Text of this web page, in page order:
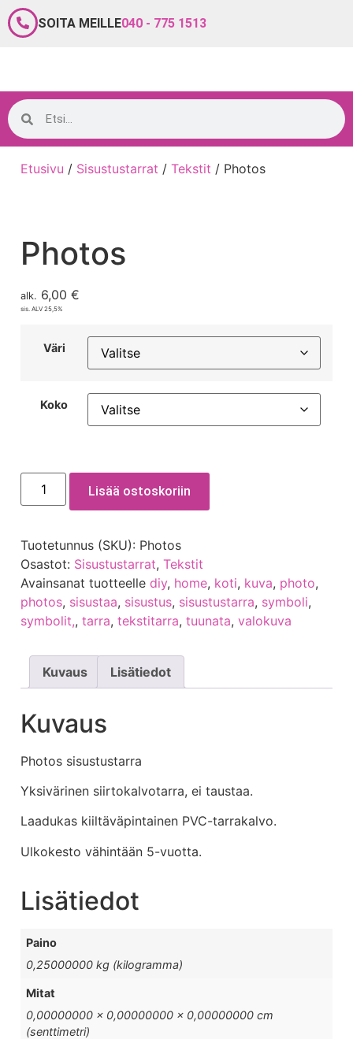
SOITA MEILLE040 - 775 1513
Etusivu / Sisustustarrat / Tekstit / Photos
Photos
alk. 6,00 €
sis. ALV 25,5%
Väri
Koko
Lisää ostoskoriin
Tuotetunnus (SKU): Photos
Osastot: Sisustustarrat, Tekstit
Avainsanat tuotteelle diy, home, koti, kuva, photo,
photos, sisustaa, sisustus, sisustustarra, symboli,
symbolit,, tarra, tekstitarra, tuunata, valokuva
Kuvaus Lisätiedot
Kuvaus
Photos sisustustarra
Yksivärinen siirtokalvotarra, ei taustaa.
Laadukas kiiltäväpintainen PVC-tarrakalvo.
Ulkokesto vähintään 5-vuotta.
Lisätiedot
Paino
0,25000000 kg (kilogramma)
Mitat
0,00000000 × 0,00000000 × 0,00000000 cm
(senttimetri)